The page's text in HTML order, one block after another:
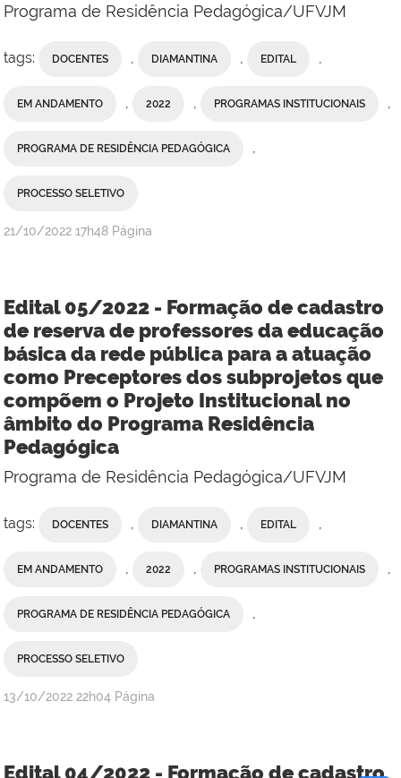
Programa de Residência Pedagógica/UFVJM
tags: DOCENTES DIAMANTINA EDITAL
EM ANDAMENTO 2022 PROGRAMAS INSTITUCIONAIS
PROGRAMA DE RESIDÊNCIA PEDAGÓGICA
PROCESSO SELETIVO
publicado
21/10/2022 17h48 Página
Edital 05/2022 - Formação de cadastro
de reserva de professores da educação
básica da rede pública para a atuação
como Preceptores dos subprojetos que
compõem o Projeto Institucional no
âmbito do Programa Residência
Pedagógica
Programa de Residência Pedagógica/UFVJM
tags: DOCENTES , DIAMANTINA , EDITAL ,
EM ANDAMENTO , 2022 , PROGRAMAS INSTITUCIONAIS ,
PROGRAMA DE RESIDÊNCIA PEDAGÓGICA ,
PROCESSO SELETIVO
publicado
13/10/2022 22h04 Página
Edital 04/2022 - Formação de cadastro